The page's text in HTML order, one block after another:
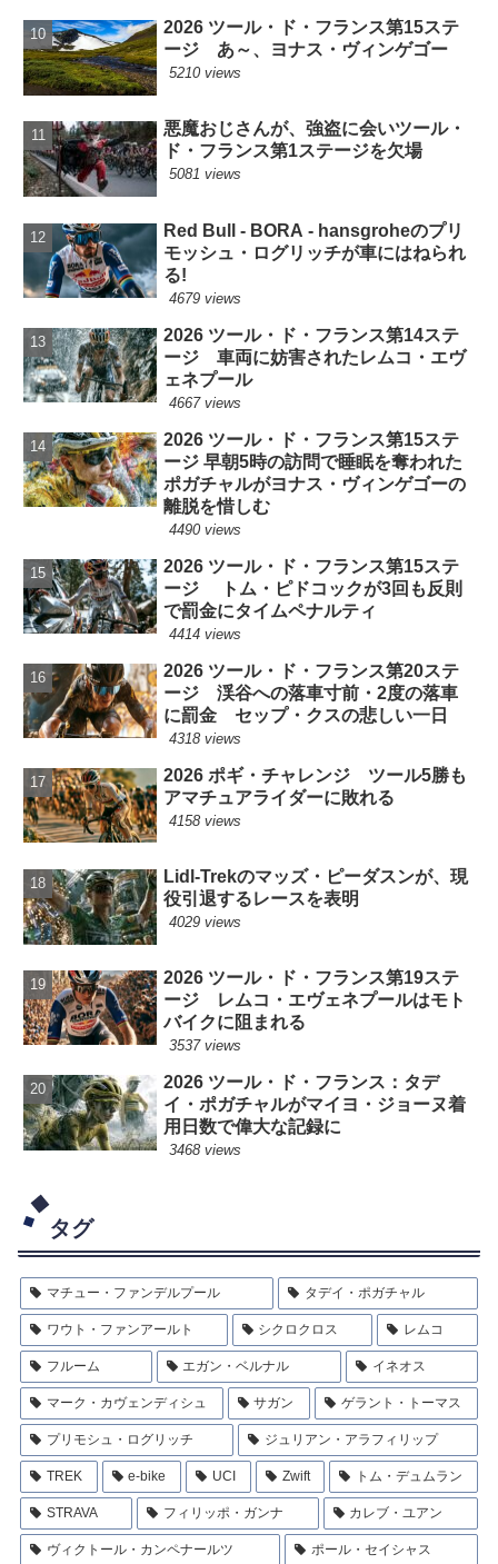
2026 ツール・ド・フランス第15ステ
ージ あ～、ヨナス・ヴィンゲゴー
5210 views
悪魔おじさんが、強盗に会いツール・
ド・フランス第1ステージを欠場
5081 views
Red Bull - BORA - hansgroheのプリ
モッシュ・ログリッチが車にはねられ
る!
4679 views
2026 ツール・ド・フランス第14ステ
ージ 車両に妨害されたレムコ・エヴ
ェネプール
4667 views
2026 ツール・ド・フランス第15ステ
ージ 早朝5時の訪問で睡眠を奪われた
ポガチャルがヨナス・ヴィンゲゴーの
離脱を惜しむ
4490 views
2026 ツール・ド・フランス第15ステ
ージ トム・ピドコックが3回も反則
で罰金にタイムペナルティ
4414 views
2026 ツール・ド・フランス第20ステ
ージ 渓谷への落車寸前・2度の落車
に罰金 セップ・クスの悲しい一日
4318 views
2026 ポギ・チャレンジ ツール5勝も
アマチュアライダーに敗れる
4158 views
Lidl-Trekのマッズ・ピーダスンが、現
役引退するレースを表明
4029 views
2026 ツール・ド・フランス第19ステ
ージ レムコ・エヴェネプールはモト
バイクに阻まれる
3537 views
2026 ツール・ド・フランス：タデ
イ・ポガチャルがマイヨ・ジョーヌ着
用日数で偉大な記録に
3468 views
タグ
マチュー・ファンデルプール タデイ・ポガチャル
ワウト・ファンアールト シクロクロス レムコ
フルーム エガン・ベルナル イネオス
マーク・カヴェンディシュ サガン ゲラント・トーマス
プリモシュ・ログリッチ ジュリアン・アラフィリップ
TREK e-bike UCI Zwift トム・デュムラン
STRAVA フィリッポ・ガンナ カレブ・ユアン
ヴィクトール・カンペナールツ ポール・セイシャス